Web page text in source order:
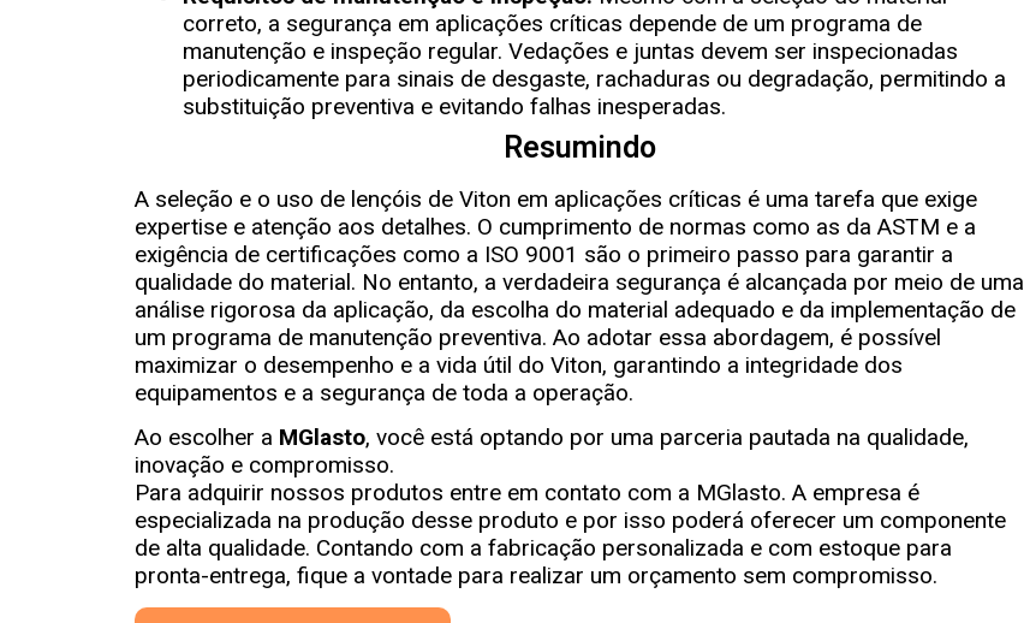
correto, a segurança em aplicações críticas depende de um programa de
manutenção e inspeção regular. Vedações e juntas devem ser inspecionadas
periodicamente para sinais de desgaste, rachaduras ou degradação, permitindo a
substituição preventiva e evitando falhas inesperadas.
Resumindo
A seleção e o uso de lençóis de Viton em aplicações críticas é uma tarefa que exige
expertise e atenção aos detalhes. O cumprimento de normas como as da ASTM e a
exigência de certificações como a ISO 9001 são o primeiro passo para garantir a
qualidade do material. No entanto, a verdadeira segurança é alcançada por meio de uma
análise rigorosa da aplicação, da escolha do material adequado e da implementação de
um programa de manutenção preventiva. Ao adotar essa abordagem, é possível
maximizar o desempenho e a vida útil do Viton, garantindo a integridade dos
equipamentos e a segurança de toda a operação.
Ao escolher a MGlasto, você está optando por uma parceria pautada na qualidade,
inovação e compromisso.
Para adquirir nossos produtos entre em contato com a MGlasto. A empresa é
especializada na produção desse produto e por isso poderá oferecer um componente
de alta qualidade. Contando com a fabricação personalizada e com estoque para
pronta-entrega, fique a vontade para realizar um orçamento sem compromisso.